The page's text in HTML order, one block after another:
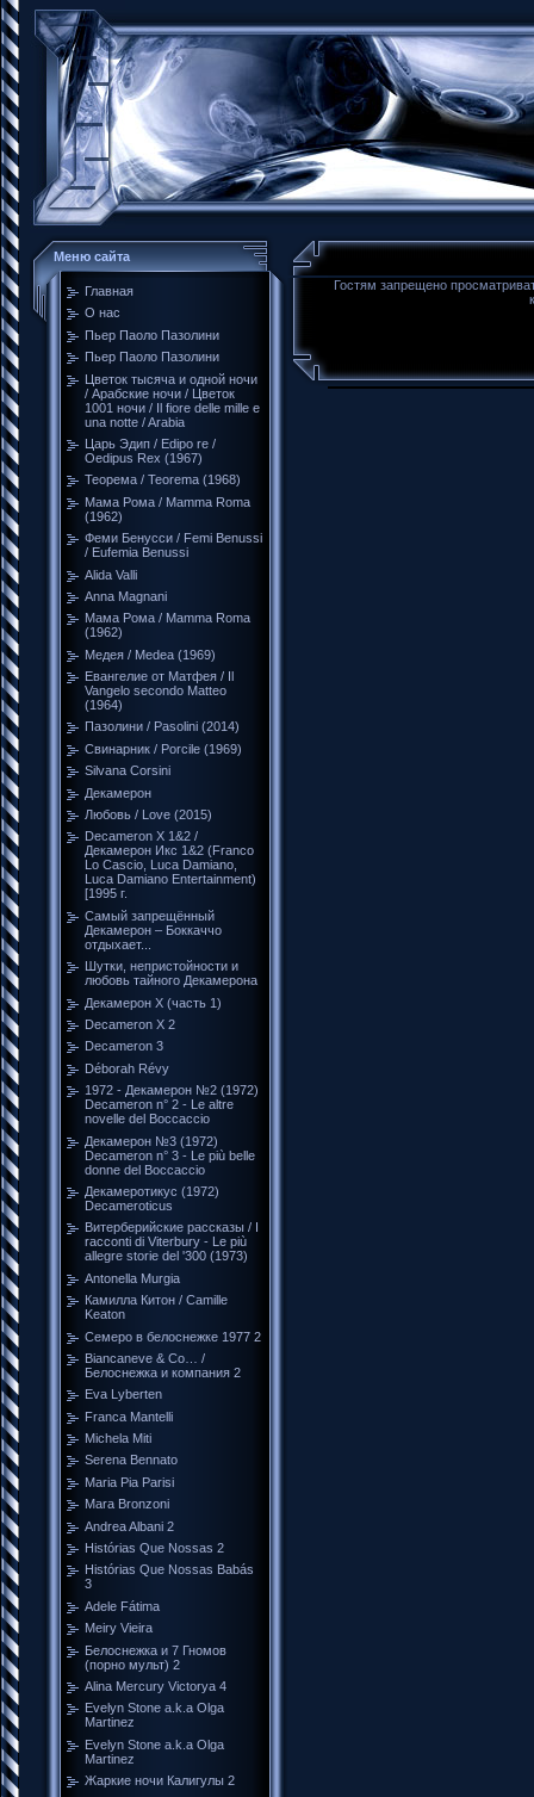
Меню сайта
Главная
О нас
Пьер Паоло Пазолини
Пьер Паоло Пазолини
Цветок тысяча и одной ночи
/ Арабские ночи / Цветок
1001 ночи / Il fiore delle mille e
una notte / Arabia
Царь Эдип / Edipo re /
Oedipus Rex (1967)
Теорема / Teorema (1968)
Мама Рома / Mamma Roma
(1962)
Феми Бенусси / Femi Benussi
/ Eufemia Benussi
Alida Valli
Anna Magnani
Мама Рома / Mamma Roma
(1962)
Медея / Medea (1969)
Евангелие от Матфея / Il
Vangelo secondo Matteo
(1964)
Пазолини / Pasolini (2014)
Свинарник / Porcile (1969)
Silvana Corsini
Декамерон
Любовь / Love (2015)
Decameron X 1&2 /
Декамерон Икс 1&2 (Franco
Lo Cascio, Luca Damiano,
Luca Damiano Entertainment)
[1995 г.
Самый запрещённый
Декамерон – Боккаччо
отдыхает...
Шутки, непристойности и
любовь тайного Декамерона
Декамерон Х (часть 1)
Decameron X 2
Decameron 3
Déborah Révy
1972 - Декамерон №2 (1972)
Decameron n° 2 - Le altre
novelle del Boccaccio
Декамерон №3 (1972)
Decameron n° 3 - Le più belle
donne del Boccaccio
Декамеротикус (1972)
Decameroticus
Витерберийские рассказы / I
racconti di Viterbury - Le più
allegre storie del '300 (1973)
Antonella Murgia
Камилла Китон / Camille
Keaton
Семеро в белоснежке 1977 2
Biancaneve & Co… /
Белоснежка и компания 2
Eva Lyberten
Franca Mantelli
Michela Miti
Serena Bennato
Maria Pia Parisi
Mara Bronzoni
Andrea Albani 2
Histórias Que Nossas 2
Histórias Que Nossas Babás
3
Adele Fátima
Meiry Vieira
Белоснежка и 7 Гномов
(порно мульт) 2
Alina Mercury Victorya 4
Evelyn Stone a.k.a Olga
Martinez
Evelyn Stone a.k.a Olga
Martinez
Жаркие ночи Калигулы 2
Гостям запрещено